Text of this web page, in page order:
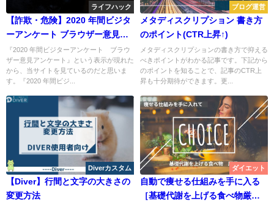
ライフハック
【詐欺・危険】2020 年間ビジタ
ーアンケート ブラウザー意見ア
ンケート
『2020 年間ビジターアンケート ブラウ
ザー意見アンケート』という表示が現れた
から、当サイトを見ているのだと思いま
す。『2020 年間ビジ...
ブログ運営
メタディスクリプション 書き方
のポイント(CTR上昇↑)
メタディスクリプションの書き方で抑える
べきポイントがわかる記事です。下記から
のポイントを知ることで、記事のCTR上
昇も十分期待ができます。更...
Diverカスタム
【Diver】行間と文字の大きさの
変更方法
ダイエット
自動で痩せる仕組みを手に入る
［基礎代謝を上げる食べ物厳